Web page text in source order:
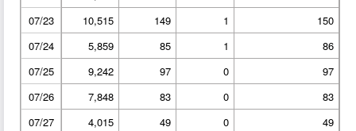
07/23
10,515 149 1
150
07/24
5,859 85 1
86
07/25
9,242 97 0
97
07/26
7,848 83 0
83
07/27
4,015 49 0
49